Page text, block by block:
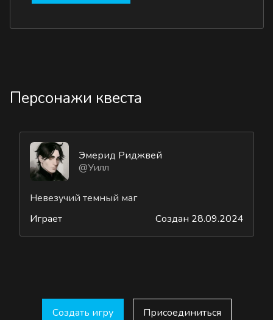
Персонажи квеста
Эмерид Риджвей
@Уилл
Невезучий темный маг
Играет
Создан 28.09.2024
Создать игру Присоединиться